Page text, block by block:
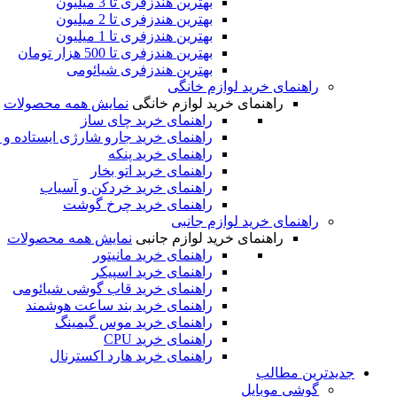
بهترین هندزفری تا 2 میلیون
بهترین هندزفری تا 1 میلیون
بهترین هندزفری تا 500 هزار تومان
بهترین هندزفری شیائومی
راهنمای خرید لوازم خانگی
راهنمای خرید لوازم خانگی نمایش همه محصولات
راهنمای خرید چای ساز
راهنمای خرید جارو شارژی ایستاده
راهنمای خرید پنکه
راهنمای خرید اتو بخار
راهنمای خرید خردکن و آسیاب
راهنمای خرید چرخ گوشت
راهنمای خرید لوازم جانبی
راهنمای خرید لوازم جانبی نمایش همه محصولات
راهنمای خرید مانیتور
راهنمای خرید اسپیکر
راهنمای خرید قاب گوشی شیائومی
راهنمای خرید بند ساعت هوشمند
راهنمای خرید موس گیمینگ
راهنمای خرید CPU
راهنمای خرید هارد اکسترنال
جدیدترین‌ مطالب
گوشی‌ موبایل